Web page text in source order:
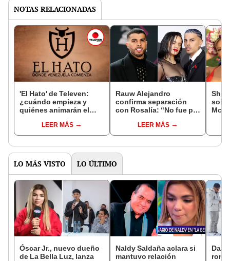
NOTAS RELACIONADAS
'El Hato' de Televen:
¿cuándo empieza y
quiénes animarán el
LEER MÁS
Rauw Alejandro
confirma separación
con Rosalía: “No fue por
personas”LEER MÁS
LO MÁS VISTO LO ÚLTIMO
Óscar Jr., nuevo dueño
de La Bella Luz, lanza
Naldy Saldaña aclara si
mantuvo relación